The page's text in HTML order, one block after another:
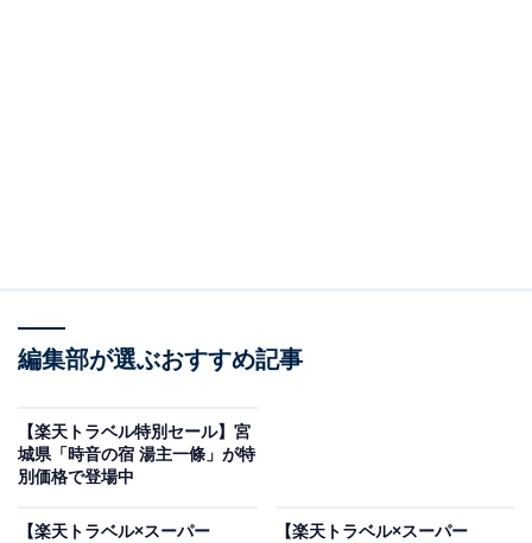
「Rakuten STAY VILLA 日光」は現在特別価格で宿泊可
編集部が選ぶおすすめ記事
【楽天トラベル特別セール】宮
城県「時音の宿 湯主一條」が特
別価格で登場中
【楽天トラベル×スーパー
【楽天トラベル×スーパー